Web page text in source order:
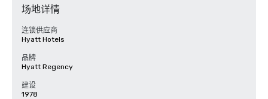
场地详情
连锁供应商
Hyatt Hotels
品牌
Hyatt Regency
建设
1978